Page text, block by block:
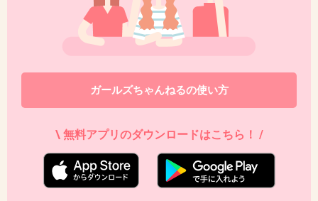
2018/09/13(木) 22:16:16
頑張ってほしいけど今期だけでクビになりそう
2018/09/13(木) 22:16:50
奥さん、さくらさんだよね！
きれいな人だった！引退したのかな
ガールズちゃんねるの使い方
\ 無料アプリのダウンロードはこちら！ /